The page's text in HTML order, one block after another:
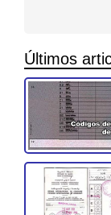
Últimos